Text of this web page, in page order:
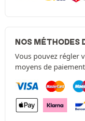
NOS MÉTHODES
Vous pouvez régler
moyens de